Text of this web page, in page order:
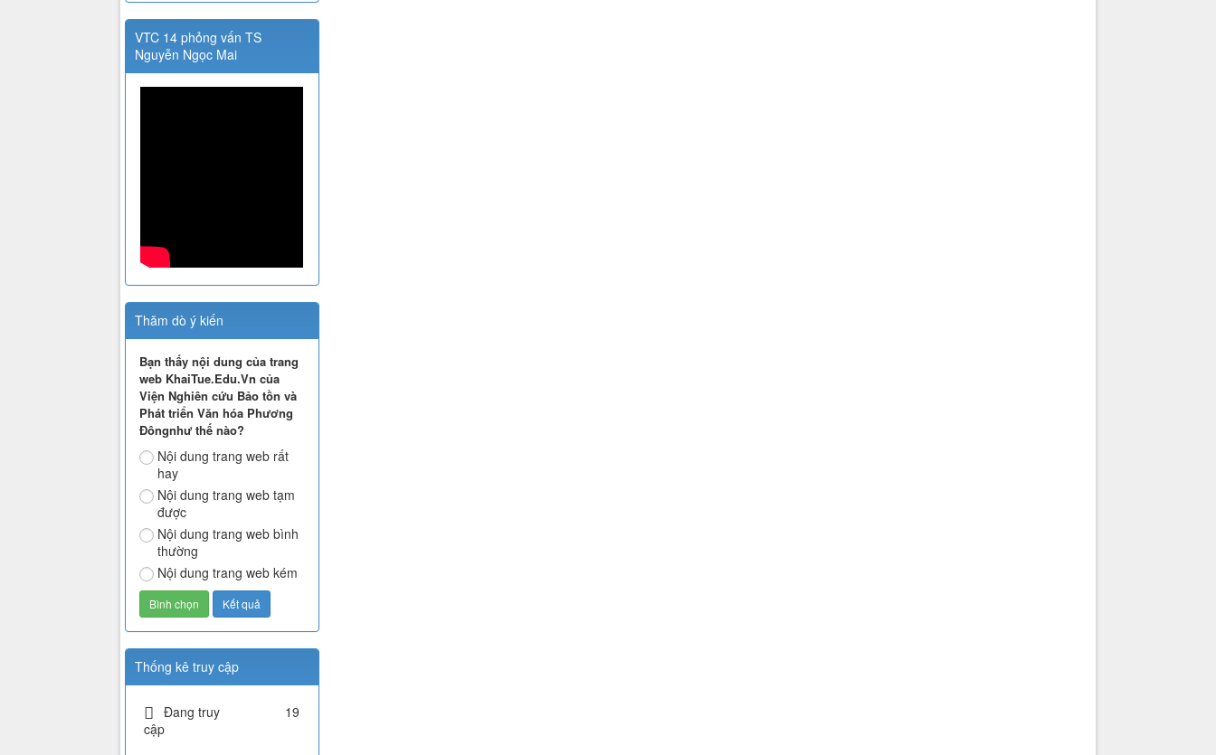
VTC 14 phỏng vấn TS
Nguyễn Ngọc Mai
Thăm dò ý kiến
Bạn thấy nội dung của trang
web KhaiTue.Edu.Vn của
Viện Nghiên cứu Bảo tồn và
Phát triển Văn hóa Phương
Đôngnhư thế nào?
Nội dung trang web rất
hay
Nội dung trang web tạm
được
Nội dung trang web bình
thường
Nội dung trang web kém
Thống kê truy cập
Đang truy
cập
19